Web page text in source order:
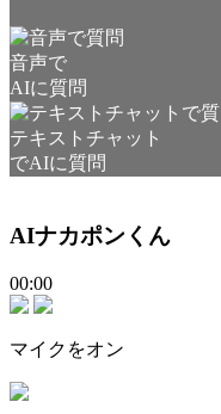
音声で
AIに質問
テキストチャット
でAIに質問
AIナカポンくん
00:00
マイクをオン